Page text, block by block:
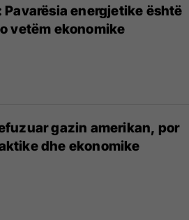
energjetike është
vetëm ekonomike
gazin amerikan, por
dhe ekonomike